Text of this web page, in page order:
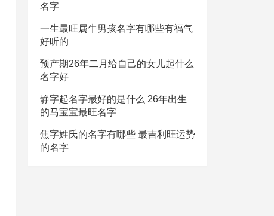
名字
一生最旺属牛男孩名字有哪些有福气
好听的
预产期26年二月给自己的女儿起什么
名字好
静字起名字最好的是什么 26年出生
的马宝宝最旺名字
焦字姓氏的名字有哪些 最吉利旺运势
的名字